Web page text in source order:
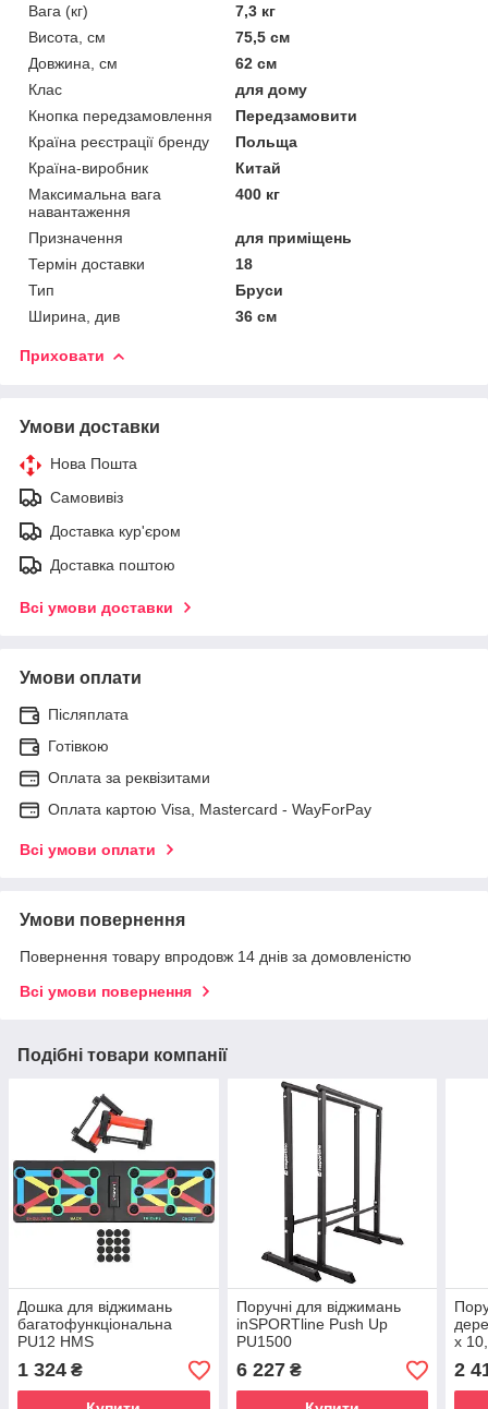
Вага (кг)
7,3 кг
Висота, см
75,5 см
Довжина, см
62 см
Клас
для дому
Кнопка передзамовлення
Передзамовити
Країна реєстрації бренду
Польща
Країна-виробник
Китай
Максимальна вага
навантаження
400 кг
Призначення
для приміщень
Термін доставки
18
Тип
Бруси
Ширина, див
36 см
Приховати
Умови доставки
Нова Пошта
Самовивіз
Доставка кур'єром
Доставка поштою
Всі умови доставки
Умови оплати
Післяплата
Готівкою
Оплата за реквізитами
Оплата картою Visa, Mastercard - WayForPay
Всі умови оплати
Умови повернення
Повернення товару впродовж 14 днів за домовленістю
Всі умови повернення
Подібні товари компанії
Дошка для віджимань
багатофункціональна
PU12 HMS
1 324 ₴
Поручні для віджимань
inSPORTline Push Up
PU1500
6 227₴
x
2